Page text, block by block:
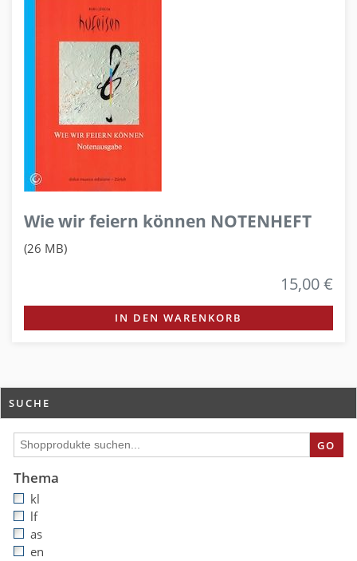
Wie wir feiern können NOTENHEFT
(26 MB)
15,00 €
IN DEN WARENKORB
SUCHE
GO
Thema
kl
lf
as
en